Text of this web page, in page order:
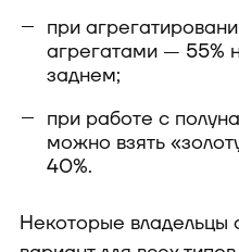
при
агрегатами — 55%
заднем;
при работе с
можно взять
40%.
Некоторые владельцы